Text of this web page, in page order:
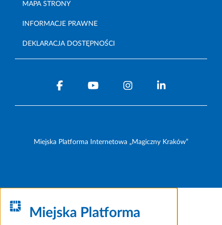
MAPA STRONY
INFORMACJE PRAWNE
DEKLARACJA DOSTĘPNOŚCI
Miejska Platforma Internetowa „Magiczny Kraków”
Miejska Platforma